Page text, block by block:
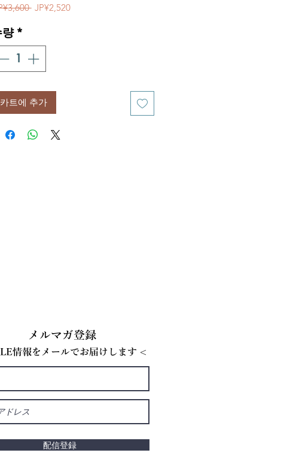
일반가
JP¥2,520할인가
*
카트에 추가
メルマガ登録
情報をメールでお届けします <
配信登録